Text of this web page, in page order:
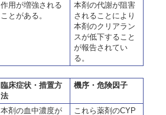
作用が増強される
ことがある。
本剤の代謝が阻害
されることにより
本剤のクリアラン
スが低下すること
が報告されてい
る。
臨床症状・措置方
法
機序・危険因子
本剤の血中濃度が
これら薬剤のCYP